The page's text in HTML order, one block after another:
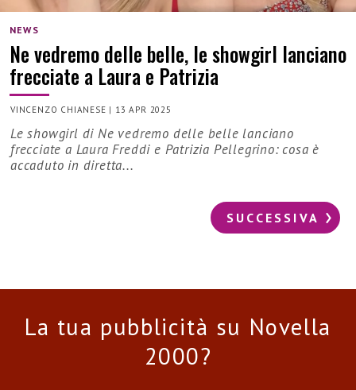
NEWS
Ne vedremo delle belle, le showgirl lanciano
frecciate a Laura e Patrizia
VINCENZO CHIANESE | 13 APR 2025
Le showgirl di Ne vedremo delle belle lanciano
frecciate a Laura Freddi e Patrizia Pellegrino: cosa è
accaduto in diretta...
SUCCESSIVA
La tua pubblicità su Novella
2000?